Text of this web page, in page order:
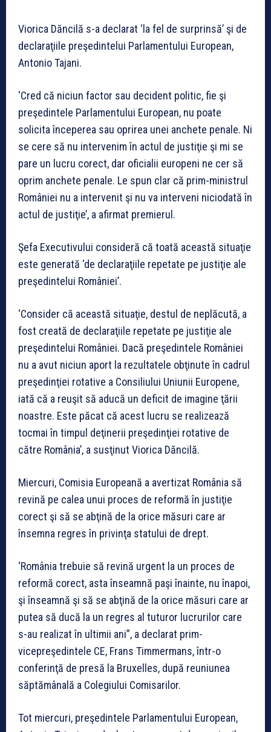
Viorica Dăncilă s-a declarat ‘la fel de surprinsă’ şi de
declaraţiile preşedintelui Parlamentului European,
Antonio Tajani.
‘Cred că niciun factor sau decident politic, fie şi
preşedintele Parlamentului European, nu poate
solicita începerea sau oprirea unei anchete penale. Ni
se cere să nu intervenim în actul de justiţie şi mi se
pare un lucru corect, dar oficialii europeni ne cer să
oprim anchete penale. Le spun clar că prim-ministrul
României nu a intervenit şi nu va interveni niciodată în
actul de justiţie’, a afirmat premierul.
Şefa Executivului consideră că toată această situaţie
este generată ‘de declaraţiile repetate pe justiţie ale
preşedintelui României’.
‘Consider că această situaţie, destul de neplăcută, a
fost creată de declaraţiile repetate pe justiţie ale
preşedintelui României. Dacă preşedintele României
nu a avut niciun aport la rezultatele obţinute în cadrul
preşedinţiei rotative a Consiliului Uniunii Europene,
iată că a reuşit să aducă un deficit de imagine ţării
noastre. Este păcat că acest lucru se realizează
tocmai în timpul deţinerii preşedinţiei rotative de
către România’, a susţinut Viorica Dăncilă.
Miercuri, Comisia Europeană a avertizat România să
revină pe calea unui proces de reformă în justiţie
corect şi să se abţină de la orice măsuri care ar
însemna regres în privinţa statului de drept.
‘România trebuie să revină urgent la un proces de
reformă corect, asta înseamnă paşi înainte, nu înapoi,
şi înseamnă şi să se abţină de la orice măsuri care ar
putea să ducă la un regres al tuturor lucrurilor care
s-au realizat în ultimii ani”, a declarat prim-
vicepreşedintele CE, Frans Timmermans, într-o
conferinţă de presă la Bruxelles, după reuniunea
săptămânală a Colegiului Comisarilor.
Tot miercuri, preşedintele Parlamentului European,